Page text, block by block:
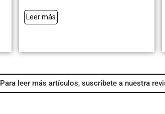
Leer más
Para leer más artículos, suscríbete a nuestra